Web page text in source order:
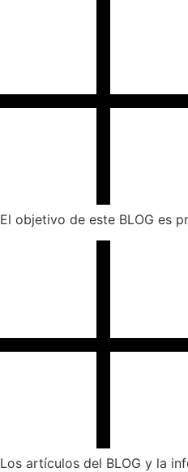
El objetivo de este BLOG es
Los artículos del BLOG y la